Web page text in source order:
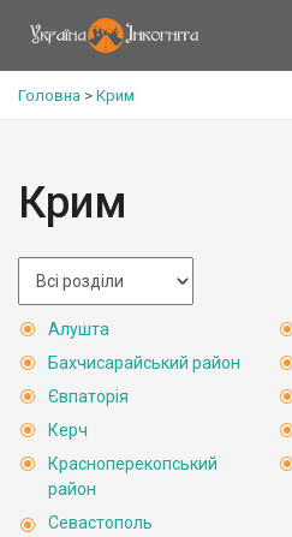
Головна > Крим
Крим
Алушта
Бахчисарайський район
Євпаторія
Керч
Красноперекопський
район
Севастополь